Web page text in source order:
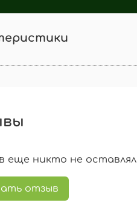
еще никто не оставлял
отзыв